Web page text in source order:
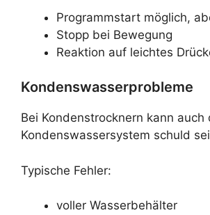
Programmstart möglich,
Stopp bei Bewegung
Reaktion auf leichtes
Kondenswasserprobleme
Bei Kondenstrocknern kann auch
Kondenswassersystem schuld
Typische Fehler:
voller Wasserbehälter